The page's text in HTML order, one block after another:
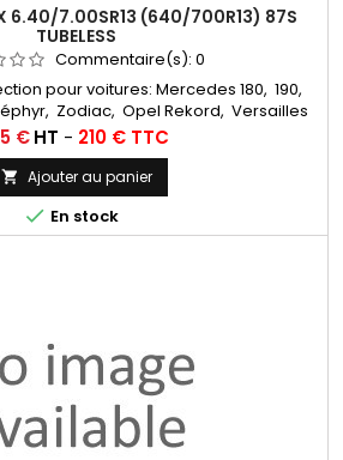
6.40/7.00SR13 (640/700R13) 87S
TUBELESS
Commentaire(s): 0
pour voitures: Mercedes 180, 190,
Zodiac, Opel Rekord, Versailles
air conseillées: 13 F 13... Autres
6,40x13, 7,00x13, 7,00-13, 6,40-13,
7,00-13, 6,40/7,00/13, 640/700/13
€HT - 210 € TTC
 Ajouter au panier
 En stock